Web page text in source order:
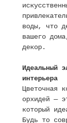
воды, что
вашего
декор.
Идеальный
интерьера
Цветочная
орхидей —
который
Будь то